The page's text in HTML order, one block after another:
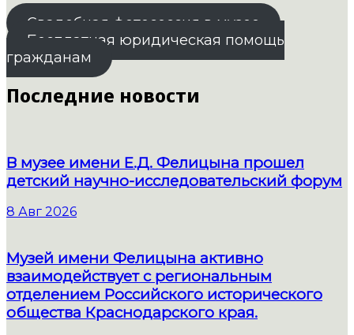
Свадебная фотосессия в музее
Бесплатная юридическая помощь
гражданам
Последние новости
В музее имени Е.Д. Фелицына прошел
детский научно-исследовательский форум
8 Авг 2026
Музей имени Фелицына активно
взаимодействует с региональным
отделением Российского исторического
общества Краснодарского края.